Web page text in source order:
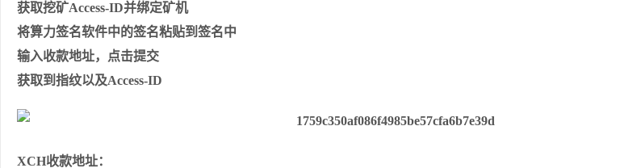
获取挖矿Access-ID并绑定矿机
将算⼒签名软件中的签名粘贴到签名中
输⼊收款地址，点击提交
获取到指纹以及Access-ID
XCH收款地址：